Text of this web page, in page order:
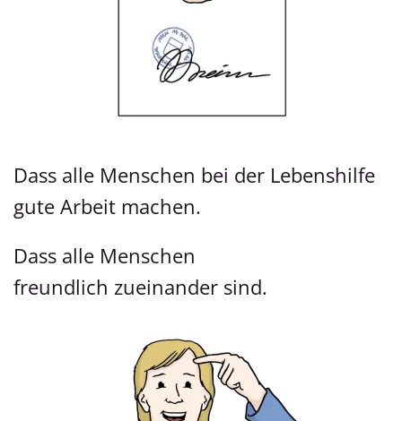
Dass alle Menschen bei der Lebenshilfe
gute Arbeit machen.
Dass alle Menschen
freundlich zueinander sind.